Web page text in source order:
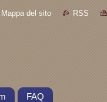
Mappa del sito RSS
FAQ